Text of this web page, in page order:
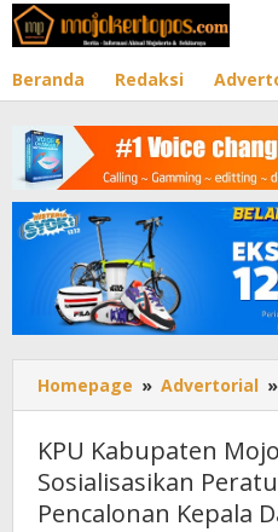
Lewati
ke
Beranda Redaksi
Homepage » Advertorial »
KPU Kabupaten
Sosialisasikan
Pencalonan Kepala